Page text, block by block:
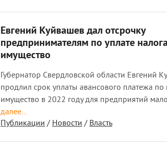
Евгений Куйвашев дал отсрочку
предпринимателям по уплате
имущество
Губернатор Свердловской области Евгений
продлил срок уплаты авансового платежа по
имущество в 2022 году для предприятий
далее...
Публикации/ Новости/ Власть